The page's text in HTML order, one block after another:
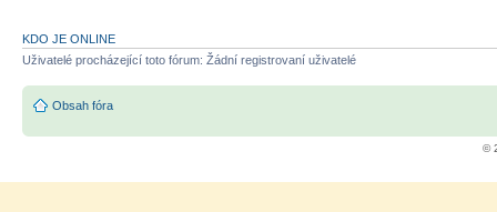
KDO JE ONLINE
Uživatelé procházející toto fórum: Žádní registrovaní uživatelé
Obsah fóra
©